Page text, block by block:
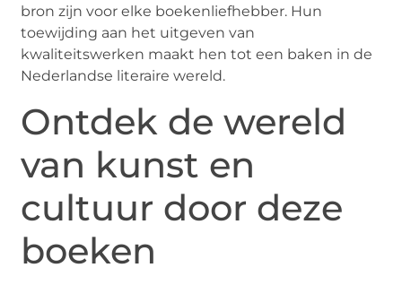
bron zijn voor elke boekenliefhebber. Hun
toewijding aan het uitgeven van
kwaliteitswerken maakt hen tot een baken in de
Nederlandse literaire wereld.
Ontdek de wereld
van kunst en
cultuur door deze
boeken